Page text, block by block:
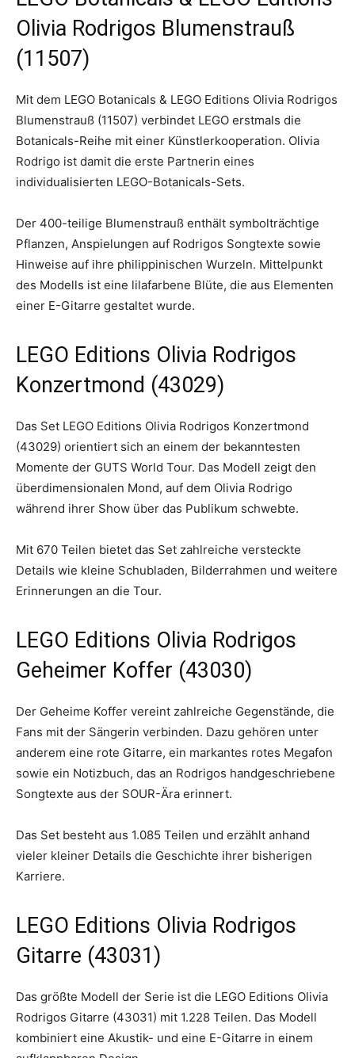
Olivia Rodrigos Blumenstrauß
(11507)
Mit dem LEGO Botanicals & LEGO Editions Olivia Rodrigos
Blumenstrauß (11507) verbindet LEGO erstmals die
Botanicals-Reihe mit einer Künstlerkooperation. Olivia
Rodrigo ist damit die erste Partnerin eines
individualisierten LEGO-Botanicals-Sets.
Der 400-teilige Blumenstrauß enthält symbolträchtige
Pflanzen, Anspielungen auf Rodrigos Songtexte sowie
Hinweise auf ihre philippinischen Wurzeln. Mittelpunkt
des Modells ist eine lilafarbene Blüte, die aus Elementen
einer E-Gitarre gestaltet wurde.
LEGO Editions Olivia Rodrigos
Konzertmond (43029)
Das Set LEGO Editions Olivia Rodrigos Konzertmond
(43029) orientiert sich an einem der bekanntesten
Momente der GUTS World Tour. Das Modell zeigt den
überdimensionalen Mond, auf dem Olivia Rodrigo
während ihrer Show über das Publikum schwebte.
Mit 670 Teilen bietet das Set zahlreiche versteckte
Details wie kleine Schubladen, Bilderrahmen und weitere
Erinnerungen an die Tour.
LEGO Editions Olivia Rodrigos
Geheimer Koffer (43030)
Der Geheime Koffer vereint zahlreiche Gegenstände, die
Fans mit der Sängerin verbinden. Dazu gehören unter
anderem eine rote Gitarre, ein markantes rotes Megafon
sowie ein Notizbuch, das an Rodrigos handgeschriebene
Songtexte aus der SOUR-Ära erinnert.
Das Set besteht aus 1.085 Teilen und erzählt anhand
vieler kleiner Details die Geschichte ihrer bisherigen
Karriere.
LEGO Editions Olivia Rodrigos
Gitarre (43031)
Das größte Modell der Serie ist die LEGO Editions Olivia
Rodrigos Gitarre (43031) mit 1.228 Teilen. Das Modell
kombiniert eine Akustik- und eine E-Gitarre in einem